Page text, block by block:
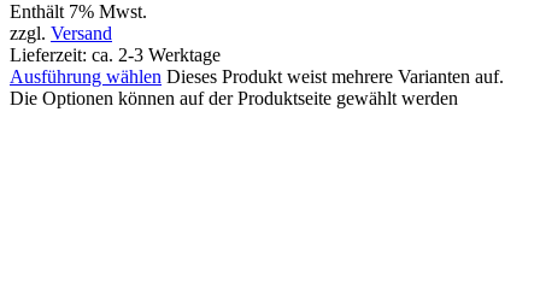
Enthält 7% Mwst.
zzgl. Versand
Lieferzeit: ca. 2-3 Werktage
Ausführung wählen Dieses Produkt weist mehrere Varianten auf.
Die Optionen können auf der Produktseite gewählt werden